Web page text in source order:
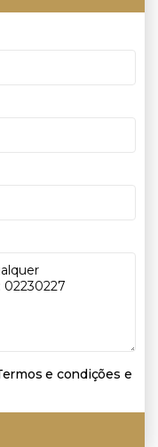
e condições e